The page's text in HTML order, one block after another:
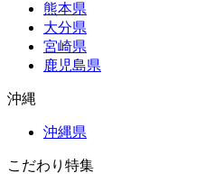
熊本県
大分県
宮崎県
鹿児島県
沖縄
沖縄県
こだわり特集